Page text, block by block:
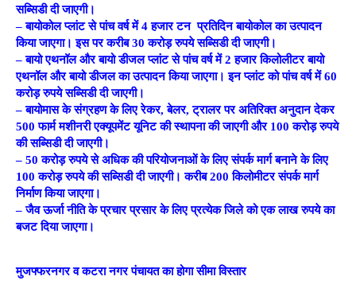
सब्सिडी दी जाएगी।
– बायोकोल प्लांट से पांच वर्ष में 4 हजार टन प्रतिदिन बायोकोल का उत्पादन
किया जाएगा। इस पर करीब 30 करोड़ रुपये सब्सिडी दी जाएगी।
– बायो एथनॉल और बायो डीजल प्लांट से पांच वर्ष में 2 हजार किलोलीटर बायो
एथनॉल और बायो डीजल का उत्पादन किया जाएगा। इन प्लांट को पांच वर्ष में 60
करोड़ रुपये सब्सिडी दी जाएगी।
– बायोमास के संग्रहण के लिए रेकर, बेलर, ट्रालर पर अतिरिक्त अनुदान देकर
500 फार्म मशीनरी एक्यूपमेंट यूनिट की स्थापना की जाएगी और 100 करोड़ रुपये
की सब्सिडी दी जाएगी।
– 50 करोड़ रुपये से अधिक की परियोजनाओं के लिए संपर्क मार्ग बनाने के लिए
100 करोड़ रुपये की सब्सिडी दी जाएगी। करीब 200 किलोमीटर संपर्क मार्ग
निर्माण किया जाएगा।
– जैव ऊर्जा नीति के प्रचार प्रसार के लिए प्रत्येक जिले को एक लाख रुपये का
बजट दिया जाएगा।
मुजफ्फरनगर व कटरा नगर पंचायत का होगा सीमा विस्तार